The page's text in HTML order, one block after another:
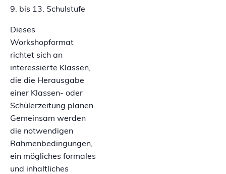
9. bis 13. Schulstufe
Dieses
Workshopformat
richtet sich an
interessierte Klassen,
die die Herausgabe
einer Klassen- oder
Schülerzeitung planen.
Gemeinsam werden
die notwendigen
Rahmenbedingungen,
ein mögliches formales
und inhaltliches